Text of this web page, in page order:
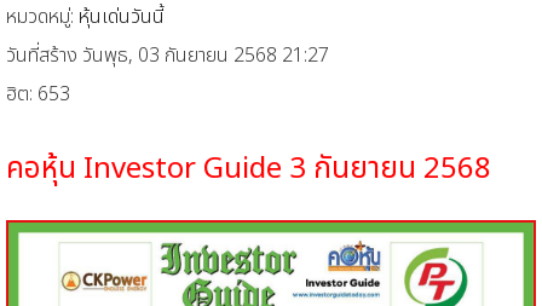
หมวดหมู่: หุ้นเด่นวันนี้
วันที่สร้าง วันพุธ, 03 กันยายน 2568 21:27
ฮิต: 653
คอหุ้น Investor Guide 3 กันยายน 2568